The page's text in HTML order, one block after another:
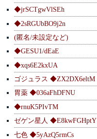
◆jrSCTgwVlSEh
◆2sRGUbBO9j2n
(匿名/未設定など)
◆GESU1/dEaE
◆xqs6E2kxUA
ゴジュラス ◆ZX2DX6eltM
胃薬 ◆036aFhDFNU
◆rnuK5PIvTM
ゼゲン星人 ◆E8kwFGHptY
七色 ◆5yAzQ5rmCs